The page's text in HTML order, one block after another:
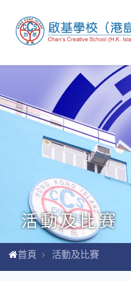
活動及比賽
首頁 活動及比賽